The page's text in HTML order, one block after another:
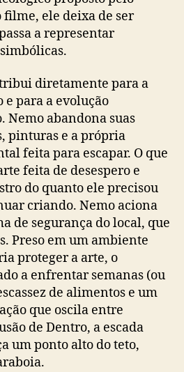
ele deixa de ser
a representar
diretamente para a
para a evolução
Nemo abandona suas
pinturas e a própria
feita para escapar. O que
feita de desespero e
do quanto ele precisou
criando. Nemo aciona
de segurança do local, que
Preso em um ambiente
proteger a arte, o
a enfrentar semanas (ou
de alimentos e um
que oscila entre
de Dentro, a escada
um ponto alto do teto,